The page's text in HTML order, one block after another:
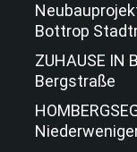
Bottrop
ZUHAUSE IN
Bergstraße